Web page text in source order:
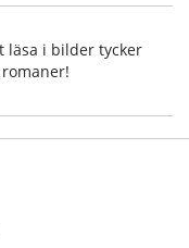
läsa i bilder tycker